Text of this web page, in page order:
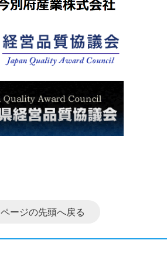
ページの先頭へ戻る